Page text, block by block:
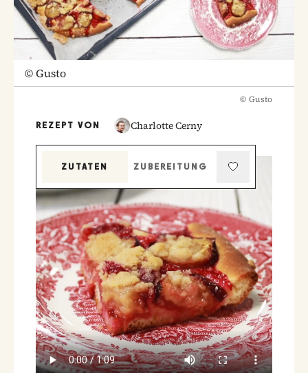
©Gusto
© Gusto
REZEPT VON Charlotte Cerny
ZUTATEN ZUBEREITUNG